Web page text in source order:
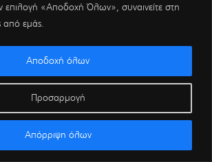
επιλογή «Αποδοχή Όλων», συναινείτε στη
από εμάς.
Προσαρμογή
Απόρριψη όλων
Αποδοχή όλων